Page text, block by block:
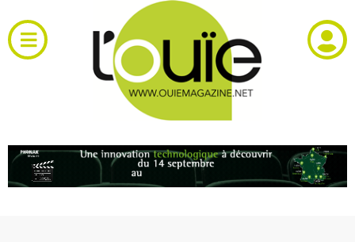
au
contenu
Toggle
Navigation
RH et emploi